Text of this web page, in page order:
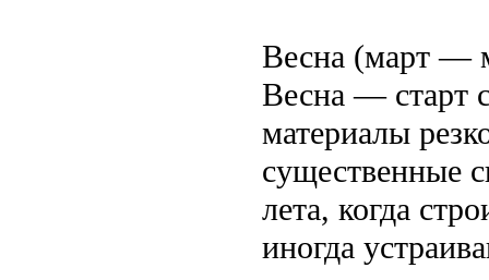
Весна (март —
Весна — старт
материалы
существенные
лета, когда
иногда